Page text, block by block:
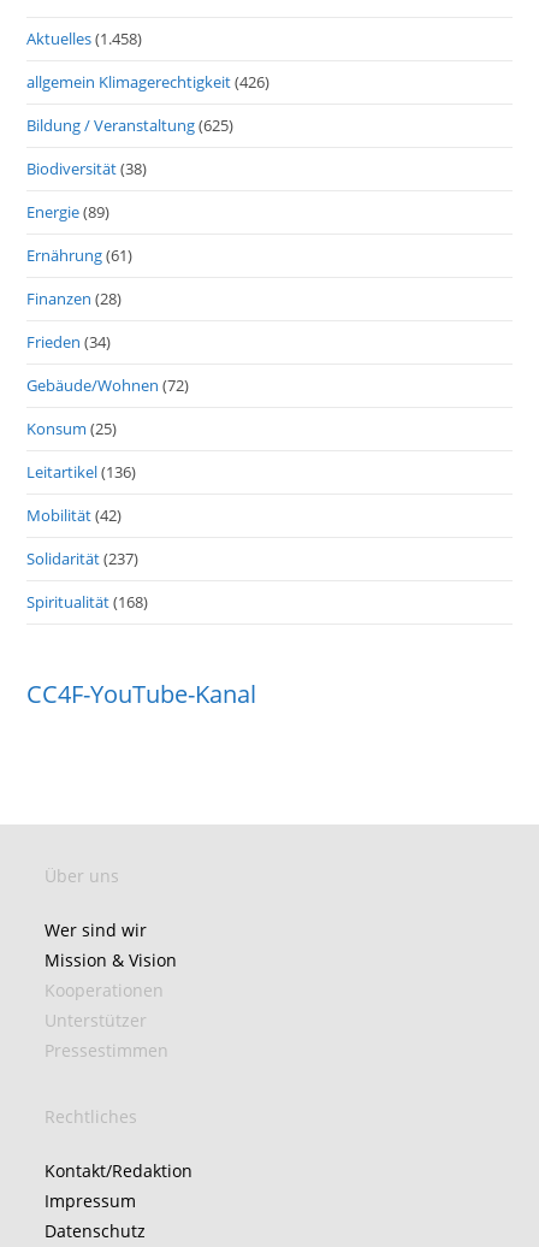
Aktuelles(1.458)
allgemein Klimagerechtigkeit(426)
Bildung / Veranstaltung(625)
Biodiversität(38)
Energie(89)
Ernährung(61)
Finanzen (28)
Frieden (34)
Gebäude/Wohnen (72)
Konsum (25)
Leitartikel(136)
Mobilität(42)
Solidarität(237)
Spiritualität(168)
CC4F-YouTube-Kanal
Über uns
Wer sind wir
Mission & Vision
Kooperationen
Unterstützer
Pressestimmen
Rechtliches
Kontakt/Redaktion
Impressum
Datenschutz